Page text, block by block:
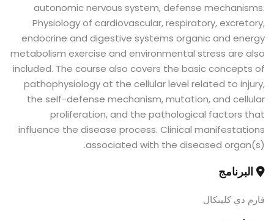
autonomic nervous system, defense mechanisms.
Physiology of cardiovascular, respiratory, excretory,
endocrine and digestive systems organic and energy
metabolism exercise and environmental stress are also
included. The course also covers the basic concepts of
pathophysiology at the cellular level related to injury,
the self-defense mechanism, mutation, and cellular
proliferation, and the pathological factors that
influence the disease process. Clinical manifestations
associated with the diseased organ(s).
البرنامج
فارم دي كلينكال